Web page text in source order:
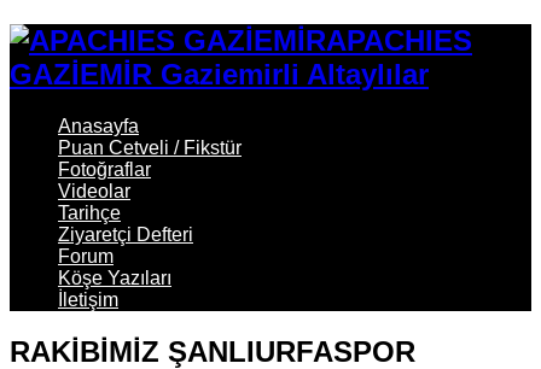
APACHIES
GAZİEMİR Gaziemirli Altaylılar
Anasayfa
Puan Cetveli / Fikstür
Fotoğraflar
Videolar
Tarihçe
Ziyaretçi Defteri
Forum
Köşe Yazıları
İletişim
RAKİBİMİZ ŞANLIURFASPOR